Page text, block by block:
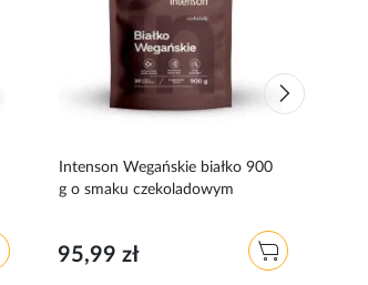
Intenson Wegańskie białko 900
g o smaku czekoladowym
95,99 zł